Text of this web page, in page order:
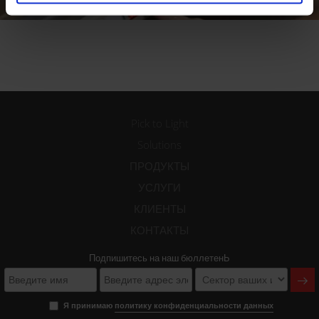
Подпишитесь на наш бюллетенЬ
Я принимаю политику конфиденциальности данных